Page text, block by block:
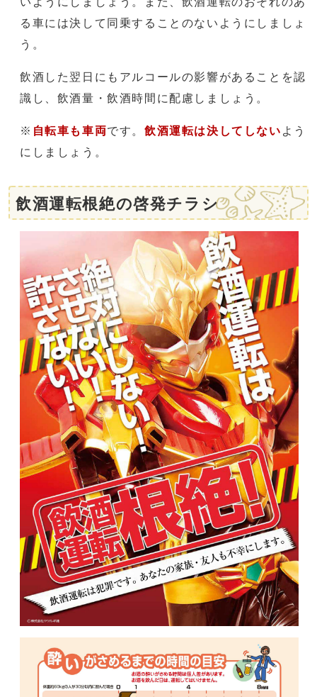
る車には決して同乗することのないようにしましょ
う。
飲酒した翌日にもアルコールの影響があることを認
識し、飲酒量・飲酒時間に配慮しましょう。
※ 自転車も車両です。飲酒運転は決してしない よう
にしましょう。
飲酒運転根絶の啓発チラシ